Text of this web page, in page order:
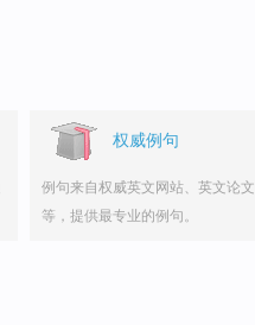
权威例句
例句来自权威英文网站、英文论文
等，提供最专业的例句。